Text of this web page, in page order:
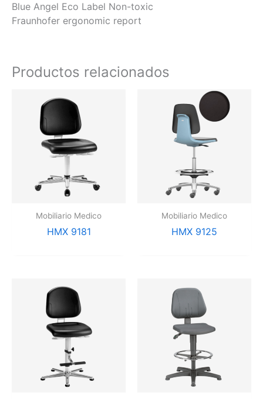
Blue Angel Eco Label Non-toxic
Fraunhofer ergonomic report
Productos relacionados
Mobiliario Medico
HMX 9181
Mobiliario Medico
HMX 9125